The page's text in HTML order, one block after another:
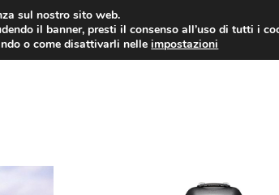
WORDPRESS INSPIRATION
sul nostro sito web.
il banner, presti il consenso all’uso di tutti i
o come disattivarli nelleimpostazioni